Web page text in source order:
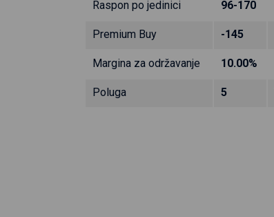
Raspon po jedinici 96-170
Premium Buy -145
Margina za održavanje 10.00%
Poluga 5